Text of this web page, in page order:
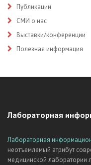
Публикации
СМИ о нас
Выставки/конференции
Полезная информация
Лабораторная
Лабораторная
неотъемлемый атрибут
медицинской лаборатории